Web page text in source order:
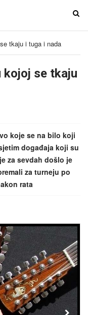
T
e
g
a
tkaju i tuga i nada
kojoj se tkaju
koje se na bilo koji
događaja koji su
za sevdah došlo je
za turneju po
rata